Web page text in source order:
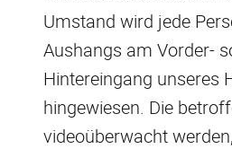
Umstand wird jede
Aushangs am Vorder-
Hintereingang unseres
hingewiesen. Die
videoüberwacht